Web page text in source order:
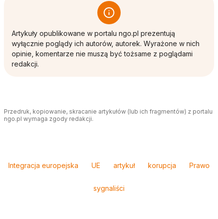
Artykuły opublikowane w portalu ngo.pl prezentują
wyłącznie poglądy ich autorów, autorek. Wyrażone w nich
opinie, komentarze nie muszą być tożsame z poglądami
redakcji.
Przedruk, kopiowanie, skracanie artykułów (lub ich fragmentów) z portalu
ngo.pl wymaga zgody redakcji.
Integracja europejska UE artykuł korupcja Prawo
sygnaliści